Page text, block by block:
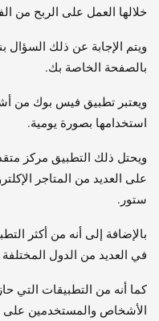
خلالها العمل على الربح من
ويتم الإجابة عن ذلك
بالصفحة الخاصة بك.
ويعتبر تطبيق فيس بوك من
استخدامها بصورة يومية.
ويحتل ذلك التطبيق مركز
على العديد من المتاجر
ستور.
بالإضافة إلى أنه من أكثر
في العديد من الدول
كما أنه من التطبيقات التي
الأشخاص والمستخدمين على